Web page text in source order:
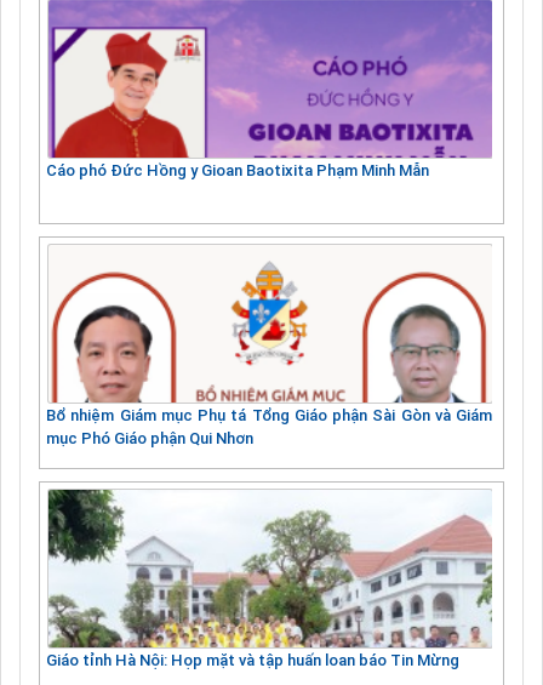
Cáo phó Đức Hồng y Gioan Baotixita Phạm Minh Mẫn
Bổ nhiệm Giám mục Phụ tá Tổng Giáo phận Sài Gòn và Giám
mục Phó Giáo phận Qui Nhơn
Giáo tỉnh Hà Nội: Họp mặt và tập huấn loan báo Tin Mừng